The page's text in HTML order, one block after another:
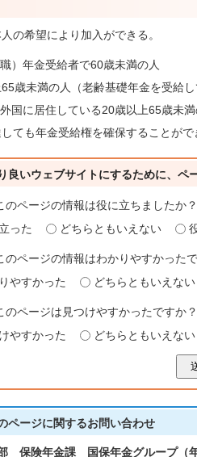
の希望により加入ができる。
）年金受給者で60歳未満の人
歳未満の人（老齢基礎年金を受給し
国に居住している20歳以上65歳未満
ても年金受給権を確保することが
良いウェブサイトにするために、ペ
のページの情報は役に立ちましたか？
った
どちらともいえない
のページの情報はわかりやすかった
やすかった
どちらともいえない
のページは見つけやすかったですか？
やすかった
どちらともいえない
ページに関するお問い合わせ
保険年金課 国保年金グループ（年